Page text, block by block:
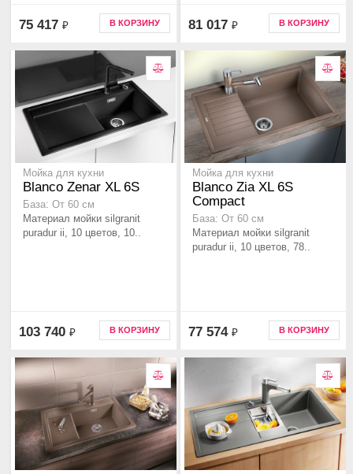
75 417 ₽ В КОРЗИНУ 81 017 ₽ В КОРЗИНУ
Мойка для кухни
Blanco Zenar XL 6S
База: От 60 см
Материал мойки silgranit
puradur ii, 10 цветов, 10..
103 740 ₽ В КОРЗИНУ
Мойка для кухни
Blanco Zia XL 6S
Compact
База: От 60 см
Материал мойки silgranit
puradur ii, 10 цветов, 78..
77 574 ₽ В КОРЗИНУ